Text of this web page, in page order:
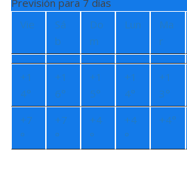
Previsión para 7 días
Vie
Sá
b
Do
m
Lun
Ma
r
+1
4°
+1
6°
+1
5°
+1
4°
+1
3°
+7
°
+7
°
+4
°
+4
°
+4°